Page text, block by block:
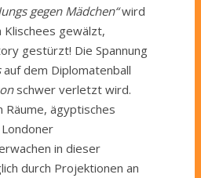
gegen Mädchen“wird
Klischees gewälzt,
gestürzt! Die Spannung
auf dem Diplomatenball
schwer verletzt wird.
Räume, ägyptisches
in dieser
durch Projektionen an